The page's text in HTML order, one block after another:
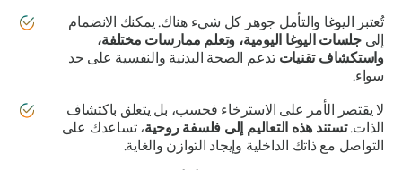
تُعتبر اليوغا والتأمل جوهر كل شيء هناك. يمكنك الانضمام
إلى جلسات اليوغا اليومية، وتعلم ممارسات مختلفة،
واستكشاف تقنياتتدعم الصحة البدنية والنفسية على حد
سواء.
لا يقتصر الأمر على الاسترخاء فحسب، بل يتعلق باكتشاف
الذات.تستند هذه التعاليم إلى فلسفة روحية، تساعدك على
التواصل مع ذاتك الداخلية وإيجاد التوازن والغاية.